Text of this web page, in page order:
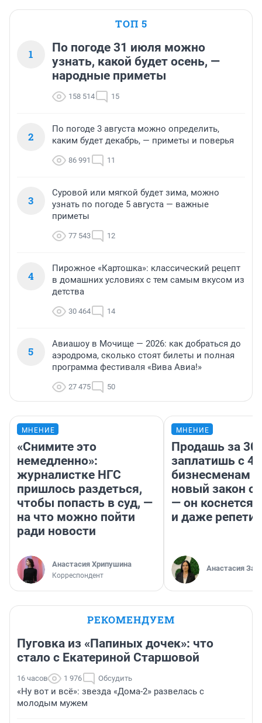
ТОП 5
1
По погоде 31 июля можно
узнать, какой будет осень, —
народные приметы
158 514 15
2
По погоде 3 августа можно определить,
каким будет декабрь, — приметы и поверья
86 991 11
3
Суровой или мягкой будет зима, можно
узнать по погоде 5 августа — важные
приметы
77 543 12
4
Пирожное «Картошка»: классический рецепт
в домашних условиях с тем самым вкусом из
детства
30 464 14
5
Авиашоу в Мочище — 2026: как добраться до
аэродрома, сколько стоят билеты и полная
программа фестиваля «Вива Авиа!»
27 475 50
МНЕНИЕ
«Снимите это
немедленно»:
журналистке НГС
пришлось раздеться,
чтобы попасть в суд, —
на что можно пойти
ради новости
Анастасия Хрипушина
Корреспондент
МНЕНИЕ
Продашь за
заплатишь с
бизнесменам
новый закон о
— он коснется
и даже
Анастасия
РЕКОМЕНДУЕМ
Пуговка из «Папиных дочек»: что
стало с Екатериной Старшовой
16 часов 1 976 Обсудить
«Ну вот и всё»: звезда «Дома-2» развелась с
молодым мужем